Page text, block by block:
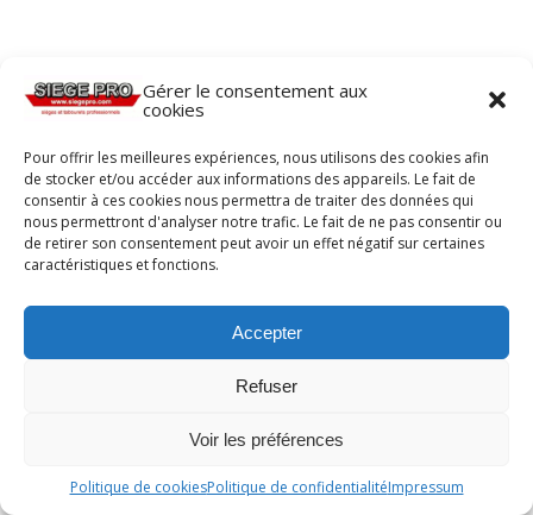
Gérer le consentement aux
cookies
Pour offrir les meilleures expériences, nous utilisons des cookies afin
de stocker et/ou accéder aux informations des appareils. Le fait de
consentir à ces cookies nous permettra de traiter des données qui
nous permettront d'analyser notre trafic. Le fait de ne pas consentir ou
de retirer son consentement peut avoir un effet négatif sur certaines
caractéristiques et fonctions.
Accepter
Refuser
Voir les préférences
Politique de cookiesPolitique de confidentialitéImpressum